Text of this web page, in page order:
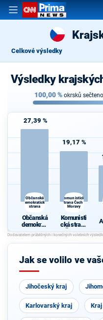
Celkové výsledky
Výsledky
100,00% okrsků sečteno
27,39 %
Občanská
demokratická
strana
Občanská
demokrati
cká strana
19,17 %
Komunistická
strana Čech a
Moravy
Komunisti
cká strana
Čech a
Moravy
Jak se volilo ve
Jihočeský kraj
Karlovarský kraj